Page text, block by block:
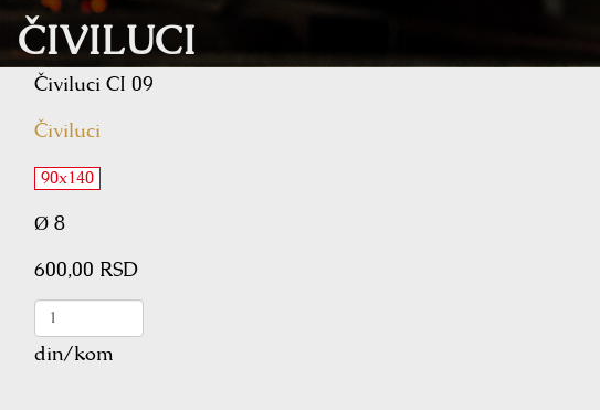
ČIVILUCI
Čiviluci CI 09
Čiviluci
90x140
Ø 8
600,00 RSD
din/kom